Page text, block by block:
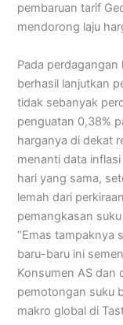
pembaruan tarif
mendorong laju
Pada perdagangan
berhasil lanjutkan
tidak sebanyak
penguatan 0,38%
harganya di dekat
menanti data
hari yang sama,
lemah dari
pemangkasan
“Emas tampaknya
baru-baru ini
Konsumen AS dan
pemotongan suku
makro global di